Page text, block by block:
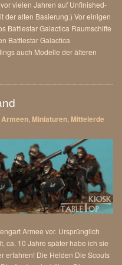
vielen Jahren auf Unfinished-
der alten Basierung.) Vor einigen
Battlestar Galactica Raumschiffe
Battlestar Galactica
auch Modelle der älteren
Armeen Miniaturen Mittelerde
Armee vor. Ursprünglich
ca. 10 Jahre später habe ich sie
erfahren! Die Helden Die Scouts